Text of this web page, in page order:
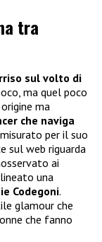
tra
sul volto di
ma quel poco
ma
che naviga
per il suo
sul web riguarda
ai
una
Codegoni.
glamour che
che fanno